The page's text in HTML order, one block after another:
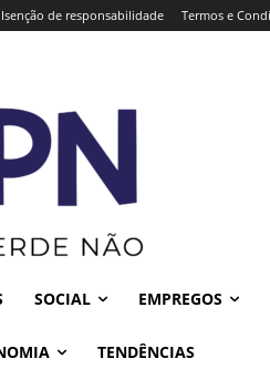
Isenção de responsabilidade Termos e
SOCIAL EMPREGOS
TENDÊNCIAS